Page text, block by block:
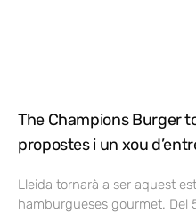
The Champions Burger
propostes i un xou
Lleida tornarà a ser aquest
hamburgueses gourmet. Del